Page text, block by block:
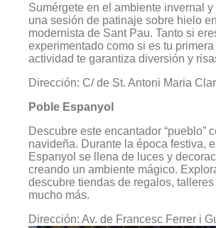
Sumérgete en el ambiente invernal y
una sesión de patinaje sobre hielo
modernista de Sant Pau. Tanto si
experimentado como si es tu primera
actividad te garantiza diversión y
Dirección: C/ de St. Antoni Maria
Poble Espanyol
Descubre este encantador “pueblo”
navideña. Durante la época festiva,
Espanyol se llena de luces y
creando un ambiente mágico.
descubre tiendas de regalos,
mucho más.
Dirección: Av. de Francesc Ferrer i